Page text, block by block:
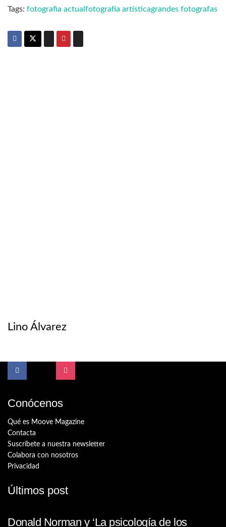
Tags: fotografia actual fotografía artísticagrandes fotografas
Lino Álvarez
Conócenos
Qué es Moove Magazine
Contacta
Suscríbete a nuestra newsletter
Colabora con nosotros
Privacidad
Últimos post
Donald Norman y ‘La psicología de los